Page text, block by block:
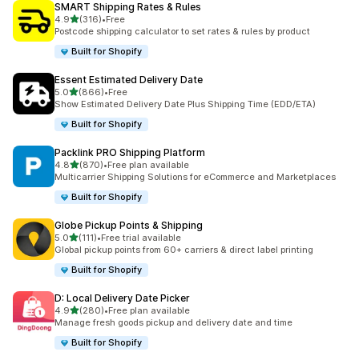
SMART Shipping Rates & Rules
4.9별 5개 중
(316)
총 리뷰 316개
•Free
Postcode shipping calculator to set rates & rules by product
Built for Shopify
Essent Estimated Delivery Date
5.0별 5개 중
(866)
총 리뷰 866개
•Free
Show Estimated Delivery Date Plus Shipping Time (EDD/ETA)
Built for Shopify
Packlink PRO Shipping Platform
4.8별 5개 중
(870)
총 리뷰 870개
•Free plan available
Multicarrier Shipping Solutions for eCommerce and Marketplaces
Built for Shopify
Globe Pickup Points & Shipping
5.0별 5개 중
(111)
총 리뷰 111개
•Free trial available
Global pickup points from 60+ carriers & direct label printing
Built for Shopify
D: Local Delivery Date Picker
4.9별 5개 중
(280)
총 리뷰 280개
•Free plan available
Manage fresh goods pickup and delivery date and time
Built for Shopify